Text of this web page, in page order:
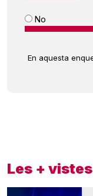
No
En aquesta
Les + vistes